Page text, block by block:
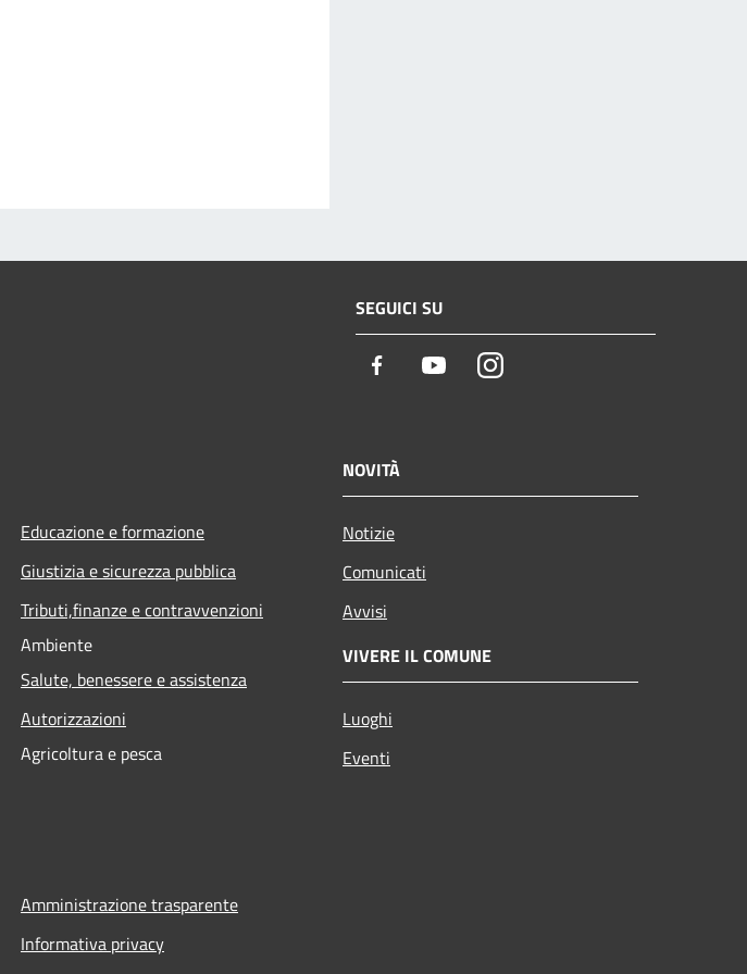
SEGUICI SU
Facebook YoutubeInstagram
Educazione e formazione
Giustizia e sicurezza pubblica
Tributi,finanze e contravvenzioni
Ambiente
Salute, benessere e assistenza
Autorizzazioni
Agricoltura e pesca
NOVITÀ
Notizie
Comunicati
Avvisi
VIVERE IL COMUNE
Luoghi
Eventi
Amministrazione trasparente
Informativa privacy